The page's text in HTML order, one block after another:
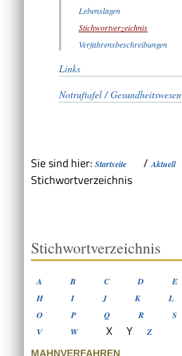
Lebenslagen
Stichwortverzeichnis
Verfahrensbeschreibungen
Links
Notruftafel / Gesundheitswesen
Sie sind hier: Startseite /Aktuell
Stichwortverzeichnis
Stichwortverzeichnis
A B C D E
H
I J K L
O
P Q R S
V
W X Y Z
MAHNVERFAHREN